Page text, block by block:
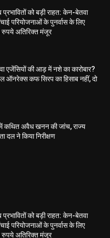
को बड़ी राहत: केन-बेतवा
परियोजनाओं के पुनर्वास के लिए
अतिरिक्त मंजूर
एजेंसियों की आड़ में नशे का कारोबार?
ऑनरेक्स कफ सिरप का हिसाब नहीं, दो
में कथित अवैध खनन की जांच, राज्य
दल ने किया निरीक्षण
को बड़ी राहत: केन-बेतवा
परियोजनाओं के पुनर्वास के लिए
अतिरिक्त मंजूर